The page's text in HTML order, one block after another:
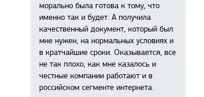
морально была готова к тому, что
именно так и будет. А получила
качественный документ, который был
мне нужен, на нормальных условиях и
в кратчайшие сроки. Оказывается, все
не так плохо, как мне казалось и
честные компании работают и в
российском сегменте интернета.